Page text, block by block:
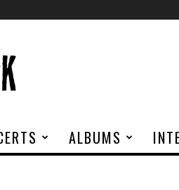
ALBUMS